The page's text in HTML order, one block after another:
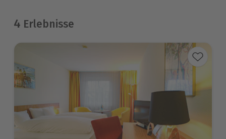
4 Erlebnisse